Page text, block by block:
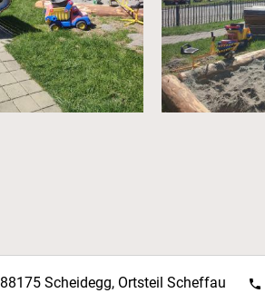
88175 Scheidegg, Ortsteil Scheffau phone